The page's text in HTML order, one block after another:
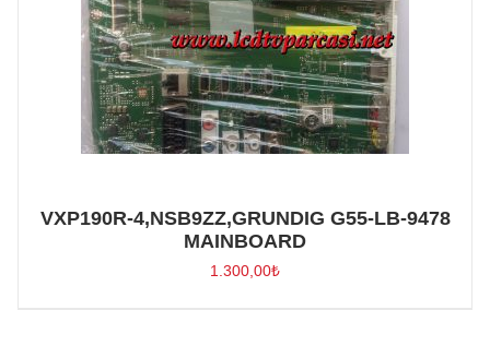
VXP190R-4,NSB9ZZ,GRUNDIG G55-LB-9478
MAINBOARD
1.300,00₺